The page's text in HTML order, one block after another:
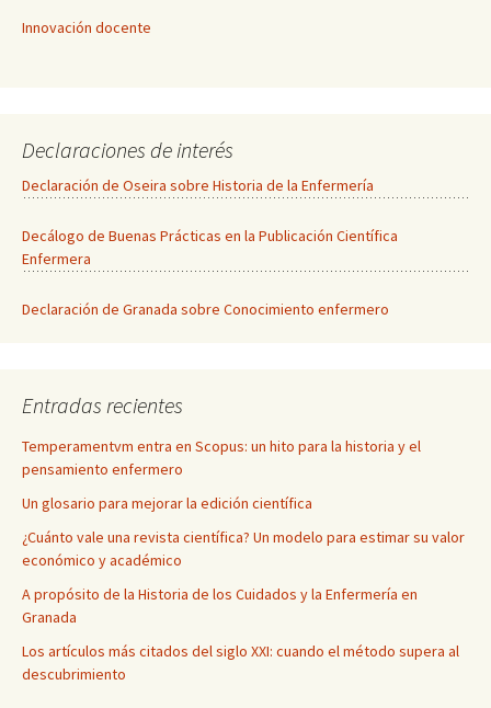
Innovación docente
Declaraciones de interés
Declaración de Oseira sobre Historia de la Enfermería
Decálogo de Buenas Prácticas en la Publicación Científica
Enfermera
Declaración de Granada sobre Conocimiento enfermero
Entradas recientes
Temperamentvm entra en Scopus: un hito para la historia y el
pensamiento enfermero
Un glosario para mejorar la edición científica
¿Cuánto vale una revista científica? Un modelo para estimar su valor
económico y académico
A propósito de la Historia de los Cuidados y la Enfermería en
Granada
Los artículos más citados del siglo XXI: cuando el método supera al
descubrimiento